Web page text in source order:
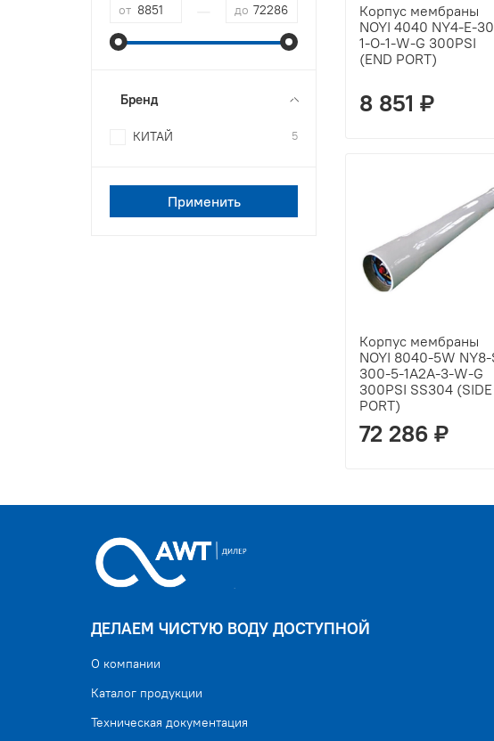
Корпус мембраны
NOYI 4040 NY4-E-
1-O-1-W-G 300PSI
(END PORT)
8 851 ₽
Корпус мембраны
NOYI 8040-5W
300-5-1A2A-3-W-G
300PSI SS304 (SIDE
PORT)
72 286 ₽
от до
Бренд
КИТАЙ 5
Применить
ДЕЛАЕМ ЧИСТУЮ ВОДУ ДОСТУПНОЙ
О компании
Каталог продукции
Техническая документация